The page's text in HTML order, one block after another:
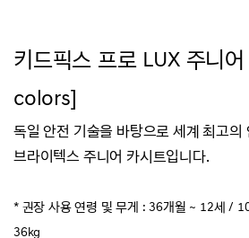
키드픽스 프로 LUX 주니
colors]
독일 안전 기술을 바탕으로 세계 최고의
브라이텍스 주니어 카시트입니다.
* 권장 사용 연령 및 무게 : 36개월 ~ 12세 /
36kg